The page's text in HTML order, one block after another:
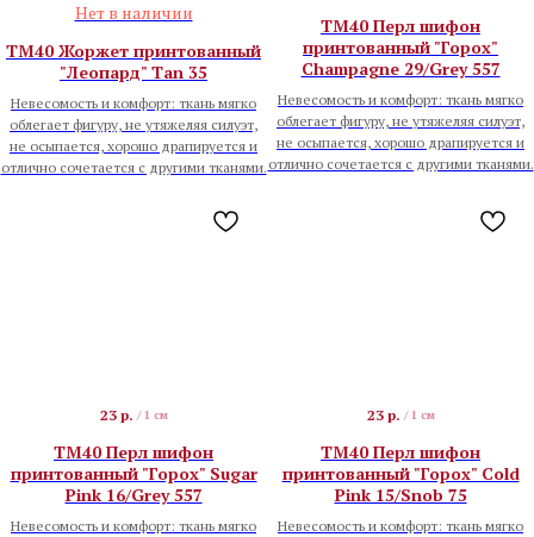
Нет в наличии
TM40 Жоржет принтованный
"Леопард" Tan 35
Невесомость и комфорт: ткань мягко
облегает фигуру, не утяжеляя силуэт,
не осыпается, хорошо драпируется и
отлично сочетается с другими тканями.
TM40 Перл шифон
принтованный "Горох"
Champagne 29/Grey 557
Невесомость и комфорт: ткань мягко
облегает фигуру, не утяжеляя силуэт,
не осыпается, хорошо драпируется и
отлично сочетается с другими тканями.
23 р. / 1 см
TM40 Перл шифон
принтованный "Горох" Sugar
Pink 16/Grey 557
Невесомость и комфорт: ткань мягко
23 р. / 1 см
TM40 Перл шифон
принтованный "Горох" Cold
Pink 15/Snob 75
Невесомость и комфорт: ткань мягко